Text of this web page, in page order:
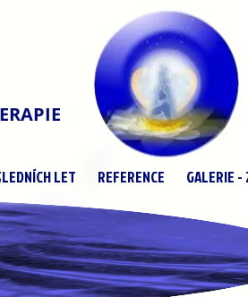
LET REFERENCE GALERIE -